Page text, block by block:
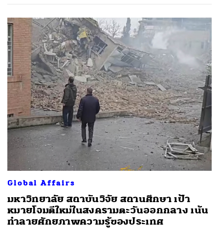
Global Affairs
มหาวิทยาลัย สถาบันวิจัย สถานศึกษา เป้า
หมายโจมตีใหม่ในสงครามตะวันออกกลาง เน้น
ทำลายศักยภาพความรู้ของประเทศ
SHARE TWEET LINE EMAIL